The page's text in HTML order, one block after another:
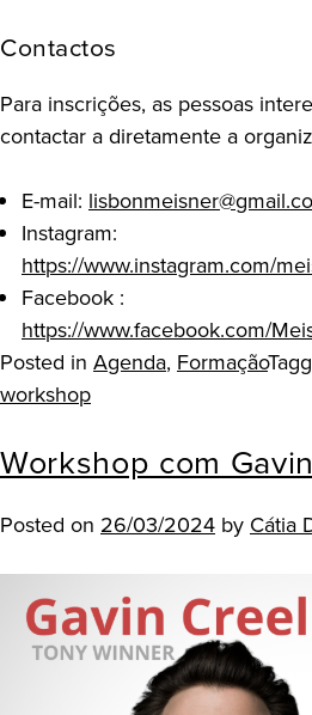
Contactos
Para inscrições, as pessoas
contactar a diretamente a
E-mail:
Instagram:
https://www.instagram.com/
Facebook :
https://www.facebook.com/
Posted in Agenda, Formação
workshop
Workshop com
Posted on 26/03/2024 by Cátia